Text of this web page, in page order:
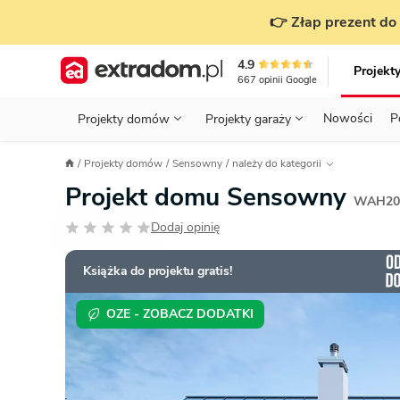
👉 Złap prezent
4.9
667 opinii Google
Projekty domów Projekty garaży Nowości
Projekty domów Projekty garaży
Parterowe Piętrowe
KONDYGNACJE
POWIERZCHNIA
GARAŻ
DACH
KONSTRUKCJA
STYL
STANOWISKA
TYP
Zobacz wszystkie kategorie
PRZED BUDOWĄ - ETAP 1
Działka
WYBIERAM PROJEKT - ETAP 2
BUDUJĘ DOM - ETAP 3
URZĄDZAM DOM - ETAP 4
PRZEPISY I FORMALNOŚCI
FINANSE I KOSZTY
Projekty domów Sensowny należy do kategorii
Projekt domu Sensowny
Dodaj opinię
OZE - ZOBACZ DODATKI
Książka do projektu gratis!